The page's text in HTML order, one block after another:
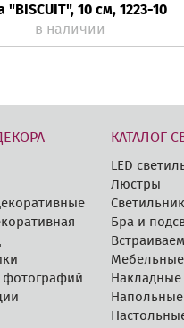
"BISCUIT", 10 см, 1223-10
в наличии
фотографий
КАТАЛОГ
LED
Люстры
Бра и
Мебельные
Накладные
Напольные